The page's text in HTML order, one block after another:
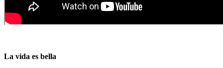
La vida es bella